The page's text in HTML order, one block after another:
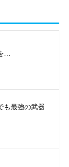
…
も最強の武器